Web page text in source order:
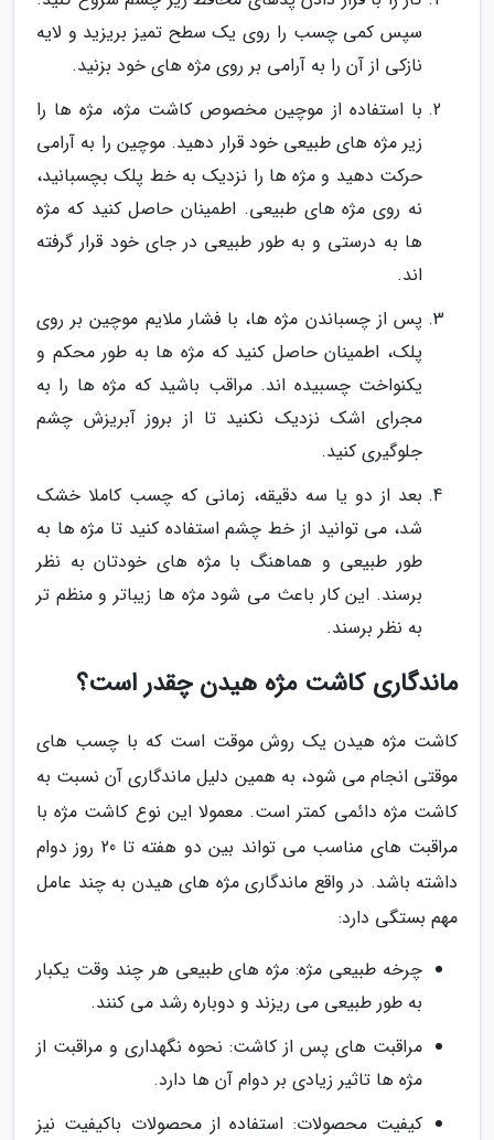
سپس کمی چسب را روی یک سطح تمیز بریزید و لایه
نازکی از آن را به آرامی بر روی مژه های خود بزنید.
با استفاده از موچین مخصوص کاشت مژه، مژه ها را
زیر مژه های طبیعی خود قرار دهید. موچین را به آرامی
حرکت دهید و مژه ها را نزدیک به خط پلک بچسبانید،
نه روی مژه های طبیعی. اطمینان حاصل کنید که مژه
ها به درستی و به طور طبیعی در جای خود قرار گرفته
اند.
پس از چسباندن مژه ها، با فشار ملایم موچین بر روی
پلک، اطمینان حاصل کنید که مژه ها به طور محکم و
یکنواخت چسبیده اند. مراقب باشید که مژه ها را به
مجرای اشک نزدیک نکنید تا از بروز آبریزش چشم
جلوگیری کنید.
بعد از دو یا سه دقیقه، زمانی که چسب کاملا خشک
شد، می توانید از خط چشم استفاده کنید تا مژه ها به
طور طبیعی و هماهنگ با مژه های خودتان به نظر
برسند. این کار باعث می شود مژه ها زیباتر و منظم تر
به نظر برسند.
ماندگاری کاشت مژه هیدن چقدر است؟
کاشت مژه هیدن یک روش موقت است که با چسب های
موقتی انجام می شود، به همین دلیل ماندگاری آن نسبت به
کاشت مژه دائمی کمتر است. معمولا این نوع کاشت مژه با
مراقبت های مناسب می تواند بین دو هفته تا 20 روز دوام
داشته باشد. در واقع ماندگاری مژه های هیدن به چند عامل
مهم بستگی دارد:
چرخه طبیعی مژه: مژه های طبیعی هر چند وقت یکبار
به طور طبیعی می ریزند و دوباره رشد می کنند.
مراقبت های پس از کاشت: نحوه نگهداری و مراقبت از
مژه ها تاثیر زیادی بر دوام آن ها دارد.
کیفیت محصولات: استفاده از محصولات باکیفیت نیز